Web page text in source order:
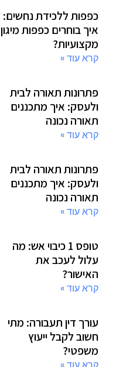
כפפות ללכידת נחשים:
איך בוחרים כפפות מיגון
מקצועיות?
קרא עוד »
פתרונות תאורה לבית
ולעסק: איך מתכננים
תאורה נכונה
קרא עוד »
פתרונות תאורה לבית
ולעסק: איך מתכננים
תאורה נכונה
קרא עוד »
טופס 1 כיבוי אש: מה
עלול לעכב את
האישור?
קרא עוד »
עורך דין תעבורה: מתי
חשוב לקבל ייעוץ
משפטי?